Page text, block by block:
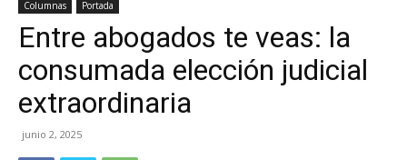
Columnas Portada
Entre abogados te veas: la
consumada elección judicial
extraordinaria
junio 2, 2025